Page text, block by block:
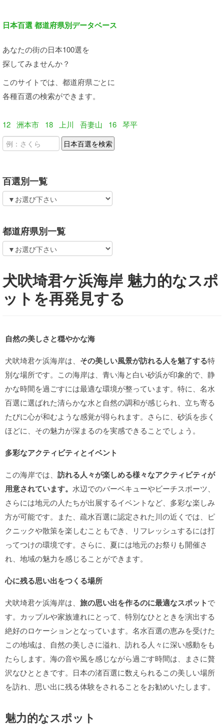
日本百選 都道府県別データベース
あなたの街の日本100選を
探してみませんか？
このサイトでは、都道府県ごとに
各種百選の検索ができます。
12 洲本市 18 上川 吾妻山 16 琴平
百選別一覧
都道府県別一覧
犬吠埼君ケ浜海岸 魅力的なスポ
ットを再発見する
自然の美しさと穏やかな海
犬吠埼君ケ浜海岸は、 その美しい風景が訪れる人を魅了する特
別な場所です。この海岸は、青い海と白い砂浜が印象的で、静
かな時間を過ごすには最適な環境が整っています。特に、名水
百選に選ばれた清らかな水と自然の調和が感じられ、立ち寄る
たびに心が和むような感覚が得られます。さらに、砂浜を歩く
ほどに、その魅力が深まるのを実感できることでしょう。
多彩なアクティビティとイベント
この海岸では、 訪れる人々が楽しめる様々なアクティビティが
用意されています。 水辺でのバーベキューやビーチスポーツ、
さらには地元の人たちが出展するイベントなど、多彩な楽しみ
方が可能です。また、疏水百選に認定された川の近くでは、ピ
クニックや散策を楽しむこともでき、リフレッシュするには打
ってつけの環境です。さらに、夏には地元のお祭りも開催さ
れ、地域の魅力を感じることができます。
心に残る思い出をつくる場所
犬吠埼君ケ浜海岸は、 旅の思い出を作るのに最適なスポットで
す。カップルや家族連れにとって、特別なひとときを演出する
絶好のロケーションとなっています。名水百選の恵みを受けた
この地域は、自然の美しさに溢れ、訪れる人々に深い感動をも
たらします。海の音や風を感じながら過ごす時間は、まさに贅
沢なひとときです。日本の渚百選に数えられるこの美しい場所
を訪れ、思い出に残る体験をされることをお勧めいたします。
魅力的なスポット